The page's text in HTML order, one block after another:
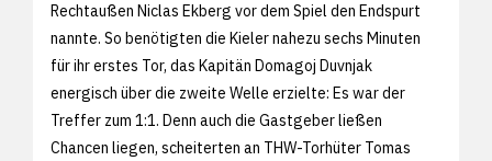
Rechtaußen Niclas Ekberg vor dem Spiel den Endspurt
nannte. So benötigten die Kieler nahezu sechs Minuten
für ihr erstes Tor, das Kapitän Domagoj Duvnjak
energisch über die zweite Welle erzielte: Es war der
Treffer zum 1:1. Denn auch die Gastgeber ließen
Chancen liegen, scheiterten an THW-Torhüter Tomas